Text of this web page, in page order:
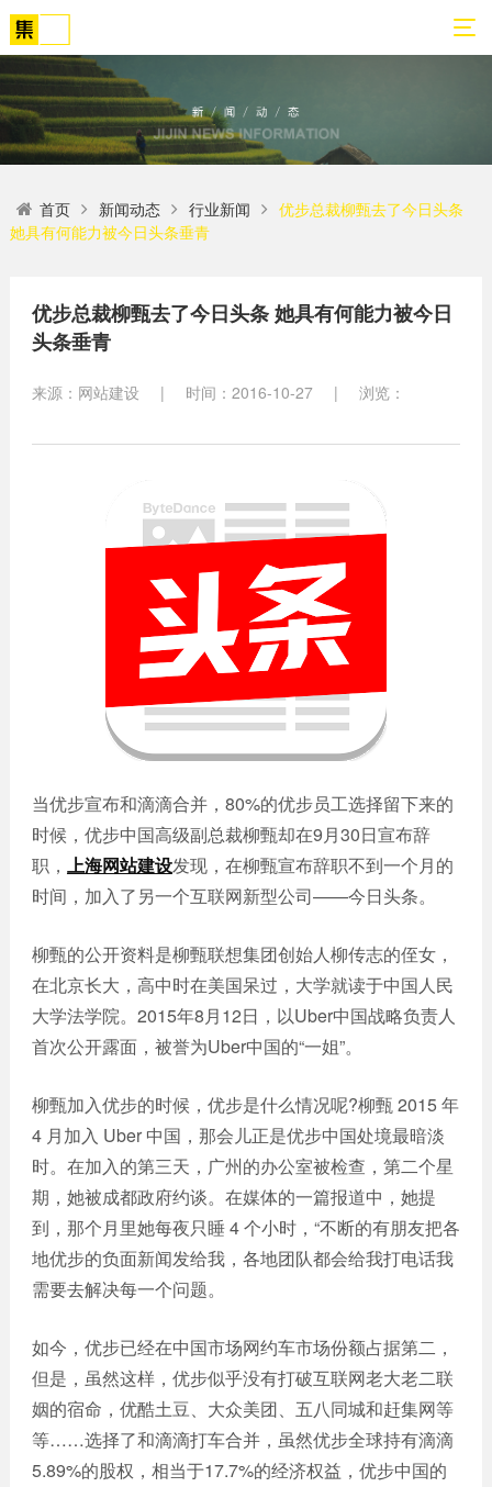
01
关
于
们
司
介
02
网
站
划
方
论
03
解
决
案
网站
小程
发
微信
APP
开发
服务
电商
网站
建设
生物
网站
建设
外贸
网站
教育
培训
网站
建设
04
营
化
05
案
示
建设
教育
政府
单位
机械
制造
能源
化工
IT科
装修
建筑
其他
序案
例
电商
平台
APP
案例
系统
平台
案例
06
新
态
设
首页 新闻动态 行业新闻
优步总裁柳甄去了今日头条
她具有何能力被今日头条垂青
优步总裁柳甄去了今日头条 她具有何能力被今日
头条垂青
来源：网站建设 | 时间：2016-10-27 | 浏览：
当优步宣布和滴滴合并，80%的优步员工选择留下来的
时候，优步中国高级副总裁柳甄却在9月30日宣布辞
职， 上海网站建设发现，在柳甄宣布辞职不到一个月的
时间，加入了另一个互联网新型公司——今日头条。
柳甄的公开资料是柳甄联想集团创始人柳传志的侄女，
在北京长大，高中时在美国呆过，大学就读于中国人民
大学法学院。2015年8月12日，以Uber中国战略负责人
首次公开露面，被誉为Uber中国的“一姐”。
柳甄加入优步的时候，优步是什么情况呢?柳甄 2015 年
4 月加入 Uber 中国，那会儿正是优步中国处境最暗淡
时。在加入的第三天，广州的办公室被检查，第二个星
期，她被成都政府约谈。在媒体的一篇报道中，她提
到，那个月里她每夜只睡 4 个小时，“不断的有朋友把各
地优步的负面新闻发给我，各地团队都会给我打电话我
需要去解决每一个问题。
如今，优步已经在中国市场网约车市场份额占据第二，
但是，虽然这样，优步似乎没有打破互联网老大老二联
姻的宿命，优酷土豆、大众美团、五八同城和赶集网等
等……选择了和滴滴打车合并，虽然优步全球持有滴滴
5.89%的股权，相当于17.7%的经济权益，优步中国的